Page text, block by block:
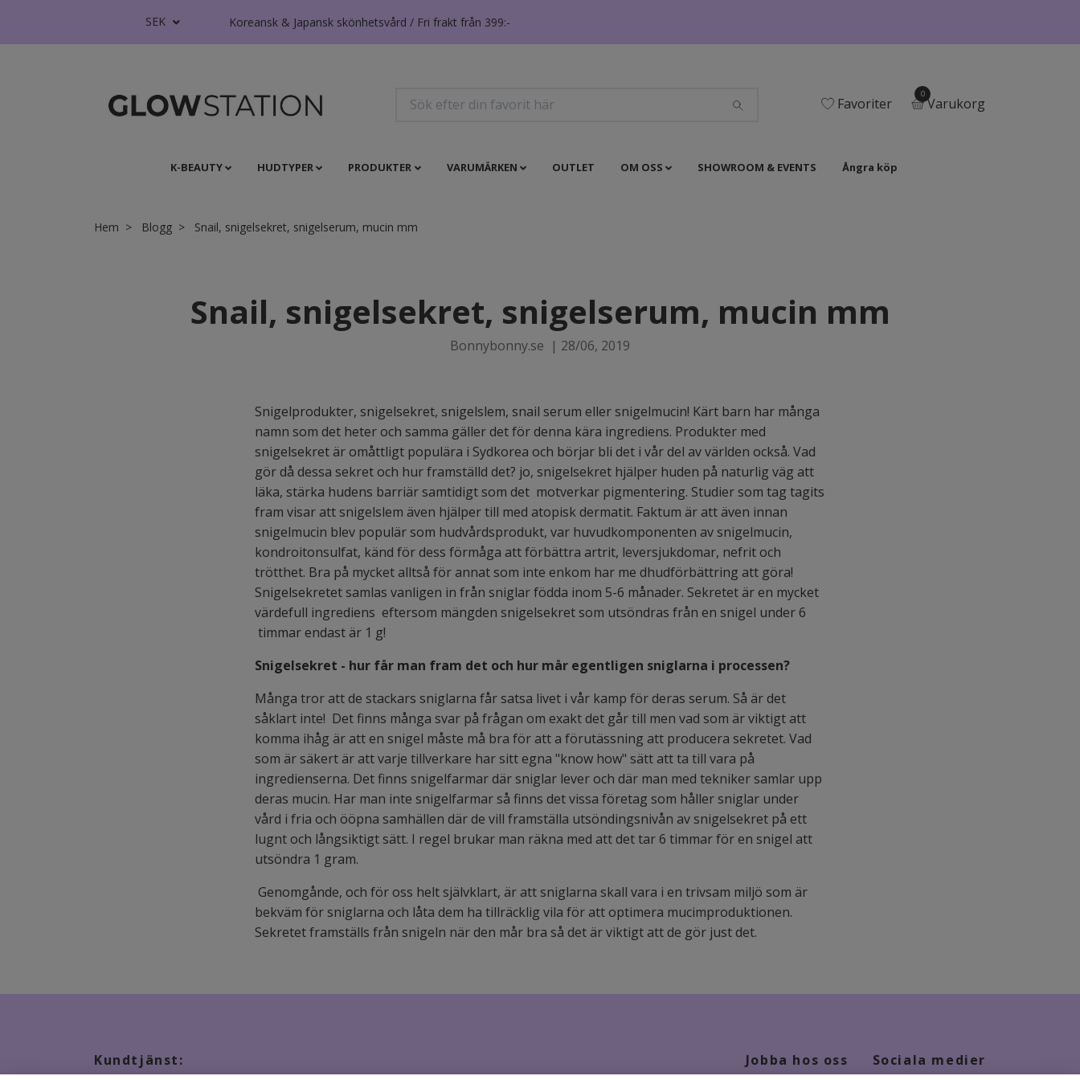
SEK Koreansk & Japansk skönhetsvård / Fri frakt från 399:-
Favoriter
0
Varukorg
K-BEAUTY HUDTYPER PRODUKTER VARUMÄRKEN OUTLET OM OSS SHOWROOM & EVENTS Ångra köp
Hem Blogg Snail, snigelsekret, snigelserum, mucin mm
Snail, snigelsekret, snigelserum, mucin mm
Bonnybonny.se | 28/06, 2019
Snigelprodukter, snigelsekret, snigelslem, snail serum eller snigelmucin! Kärt barn har många
namn som det heter och samma gäller det för denna kära ingrediens. Produkter med
snigelsekret är omåttligt populära i Sydkorea och börjar bli det i vår del av världen också. Vad
gör då dessa sekret och hur framställd det? jo, snigelsekret hjälper huden på naturlig väg att
läka, stärka hudens barriär samtidigt som det motverkar pigmentering. Studier som tag tagits
fram visar att snigelslem även hjälper till med atopisk dermatit. Faktum är att även innan
snigelmucin blev populär som hudvårdsprodukt, var huvudkomponenten av snigelmucin,
kondroitonsulfat, känd för dess förmåga att förbättra artrit, leversjukdomar, nefrit och
trötthet. Bra på mycket alltså för annat som inte enkom har me dhudförbättring att göra!
Snigelsekretet samlas vanligen in från sniglar födda inom 5-6 månader. Sekretet är en mycket
värdefull ingrediens eftersom mängden snigelsekret som utsöndras från en snigel under 6
timmar endast är 1 g!
Snigelsekret - hur får man fram det och hur mår egentligen sniglarna i processen?
Många tror att de stackars sniglarna får satsa livet i vår kamp för deras serum. Så är det
såklart inte! Det finns många svar på frågan om exakt det går till men vad som är viktigt att
komma ihåg är att en snigel måste må bra för att a förutässning att producera sekretet. Vad
som är säkert är att varje tillverkare har sitt egna "know how" sätt att ta till vara på
ingredienserna. Det finns snigelfarmar där sniglar lever och där man med tekniker samlar upp
deras mucin. Har man inte snigelfarmar så finns det vissa företag som håller sniglar under
vård i fria och ööpna samhällen där de vill framställa utsöndingsnivån av snigelsekret på ett
lugnt och långsiktigt sätt. I regel brukar man räkna med att det tar 6 timmar för en snigel att
utsöndra 1 gram.
Genomgånde, och för oss helt självklart, är att sniglarna skall vara i en trivsam miljö som är
bekväm för sniglarna och låta dem ha tillräcklig vila för att optimera mucimproduktionen.
Sekretet framställs från snigeln när den mår bra så det är viktigt att de gör just det.
Kundtjänst: Jobba hos oss Sociala medier